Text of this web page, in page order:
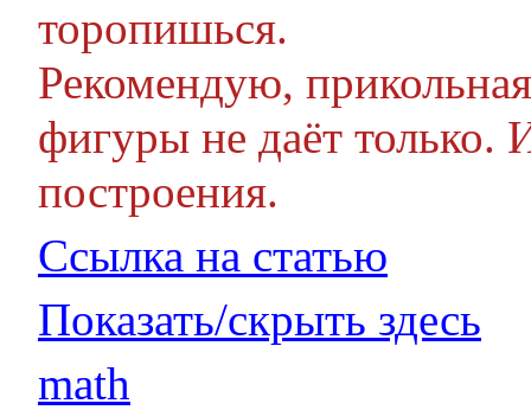
торопишься.
Рекомендую,
фигуры не даёт
построения.
Ссылка на статью
Показать/скрыть здесь
math